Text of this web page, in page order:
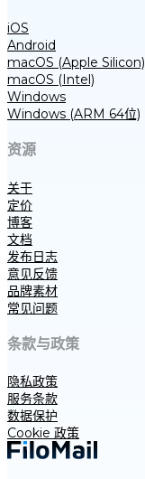
iOS
Android
macOS (Apple Silicon)
macOS (Intel)
Windows
Windows (ARM 64位)
资源
关于
定价
博客
文档
发布日志
意见反馈
品牌素材
常见问题
条款与政策
隐私政策
服务条款
数据保护
Cookie 政策